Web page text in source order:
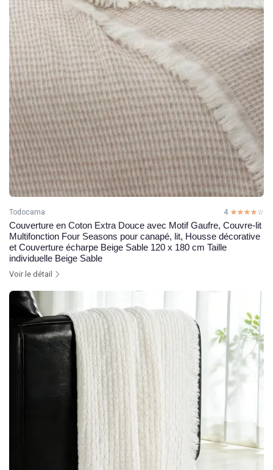
Todocama 4 ☆☆☆☆☆
★★★★★
Couverture en Coton Extra Douce avec Motif Gaufre, Couvre-lit
Multifonction Four Seasons pour canapé, lit, Housse décorative
et Couverture écharpe Beige Sable 120 x 180 cm Taille
individuelle Beige Sable
Voir le détail